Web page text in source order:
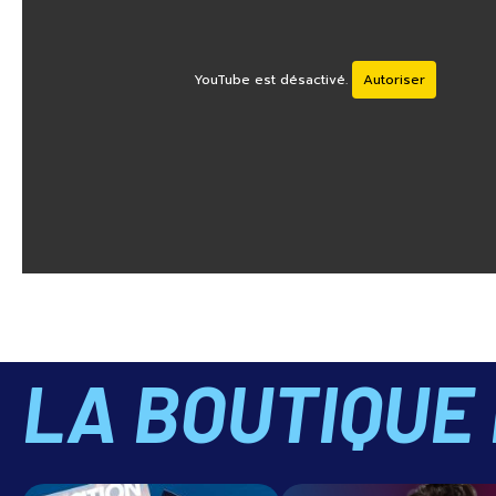
YouTube est désactivé. Autoriser
LA